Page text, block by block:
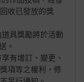
收已發放的獎
具獎勵將於活動
。
有增訂、變更、
項等之權利，修